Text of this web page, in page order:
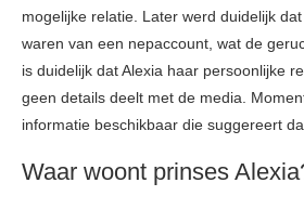
mogelijke relatie. Later werd duidelijk
waren van een nepaccount, wat de
is duidelijk dat Alexia haar persoonlijke
geen details deelt met de media.
informatie beschikbaar die suggereert
Waar woont prinses